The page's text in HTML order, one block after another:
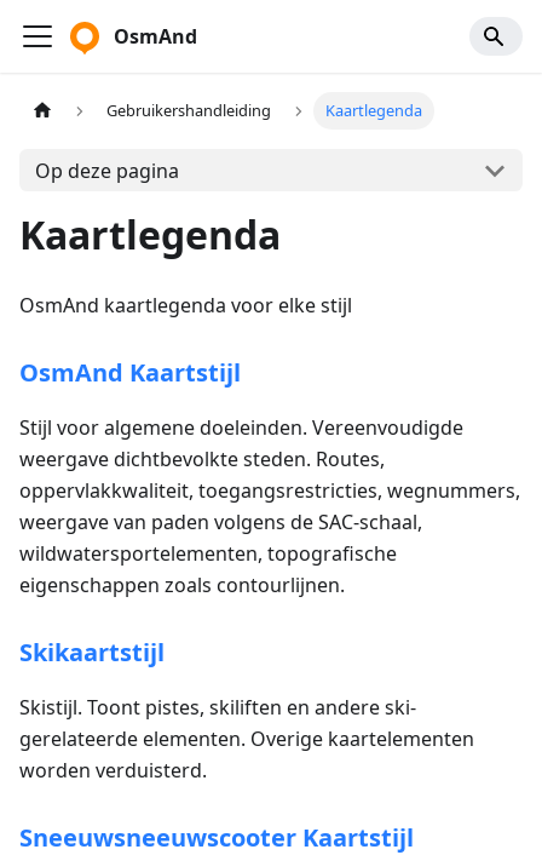
OsmAnd
Gebruikershandleiding Kaartlegenda
Op deze pagina
Kaartlegenda
OsmAnd kaartlegenda voor elke stijl
OsmAnd Kaartstijl
Stijl voor algemene doeleinden. Vereenvoudigde
weergave dichtbevolkte steden. Routes,
oppervlakkwaliteit, toegangsrestricties, wegnummers,
weergave van paden volgens de SAC-schaal,
wildwatersportelementen, topografische
eigenschappen zoals contourlijnen.
Skikaartstijl
Skistijl. Toont pistes, skiliften en andere ski-
gerelateerde elementen. Overige kaartelementen
worden verduisterd.
Sneeuwsneeuwscooter Kaartstijl